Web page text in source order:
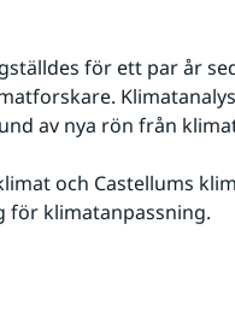
för ett par år
av nya rön från
och Castellums
för klimatanpassning.